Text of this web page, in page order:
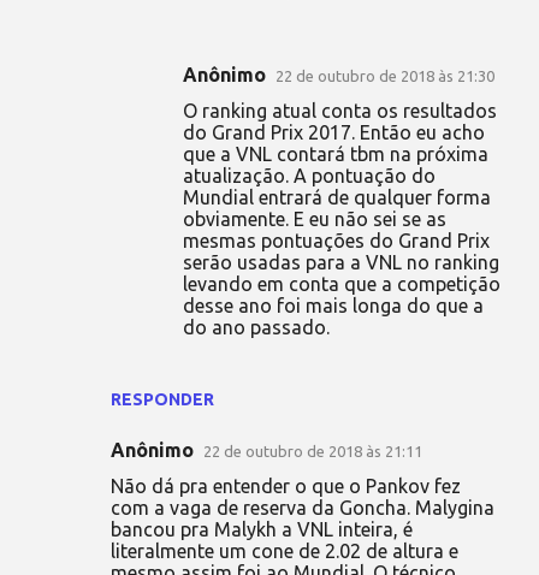
RESPONDER
Anônimo 22 de outubro de 2018 às 21:30
O ranking atual conta os resultados
do Grand Prix 2017. Então eu acho
que a VNL contará tbm na próxima
atualização. A pontuação do
Mundial entrará de qualquer forma
obviamente. E eu não sei se as
mesmas pontuações do Grand Prix
serão usadas para a VNL no ranking
levando em conta que a competição
desse ano foi mais longa do que a
do ano passado.
Anônimo 22 de outubro de 2018 às 21:11
Não dá pra entender o que o Pankov fez
com a vaga de reserva da Goncha. Malygina
bancou pra Malykh a VNL inteira, é
literalmente um cone de 2.02 de altura e